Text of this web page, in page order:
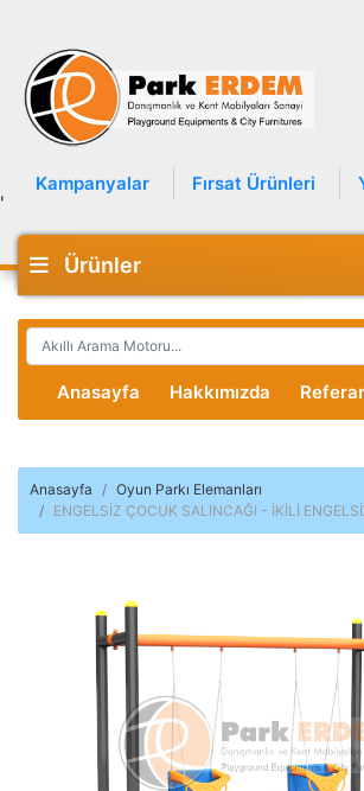
Kampanyalar Fırsat Ürünleri
'
Ürünler
Anasayfa Hakkımızda
Anasayfa
Oyun Parkı Elemanları
ENGELSİZ ÇOCUK SALINCAĞI - İKİLİ